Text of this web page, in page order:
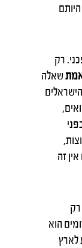
רק
שאלה
זה
רק
הוא
לארץ